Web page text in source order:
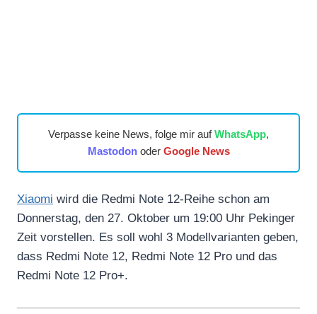
Verpasse keine News, folge mir aufWhatsApp,
Mastodonoder Google News
Xiaomi wird die Redmi Note 12-Reihe schon am
Donnerstag, den 27. Oktober um 19:00 Uhr Pekinger
Zeit vorstellen. Es soll wohl 3 Modellvarianten geben,
dass Redmi Note 12, Redmi Note 12 Pro und das
Redmi Note 12 Pro+.